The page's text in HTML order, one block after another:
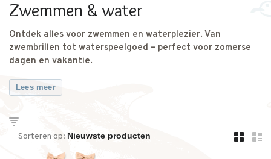
Zwemmen & water
Ontdek alles voor zwemmen en waterplezier. Van
zwembrillen tot waterspeelgoed – perfect voor zomerse
dagen en vakantie.
Lees meer
Sorteren op: